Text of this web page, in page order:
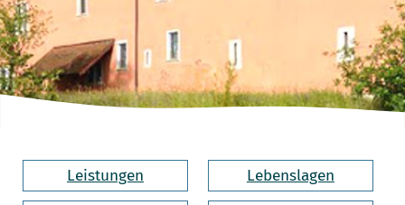
Leistungen Lebenslagen